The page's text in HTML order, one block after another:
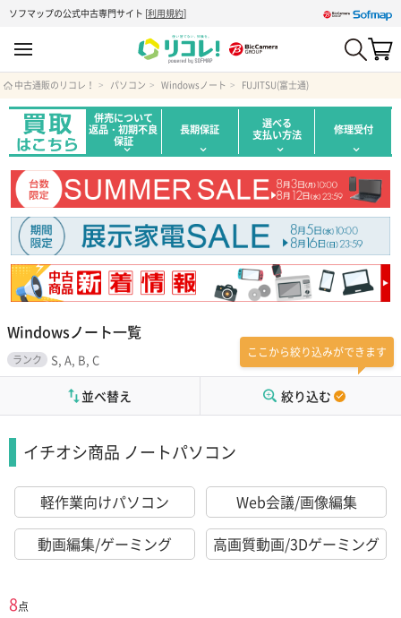
ソフマップの公式中古専門サイト [利用規約]
中古通販のリコレ！ パソコン Windowsノート FUJITSU(富士通)
併売について
返品・初期不良
保証
長期保証 選べる
支払い方法 修理受付
Windowsノート一覧
ランク S, A, B, C ここから絞り込みができます
絞り込む
並べ替え
イチオシ商品 ノートパソコン
軽作業向けパソコン
Web会議/画像編集
動画編集/ゲーミング
高画質動画/3Dゲーミング
8点